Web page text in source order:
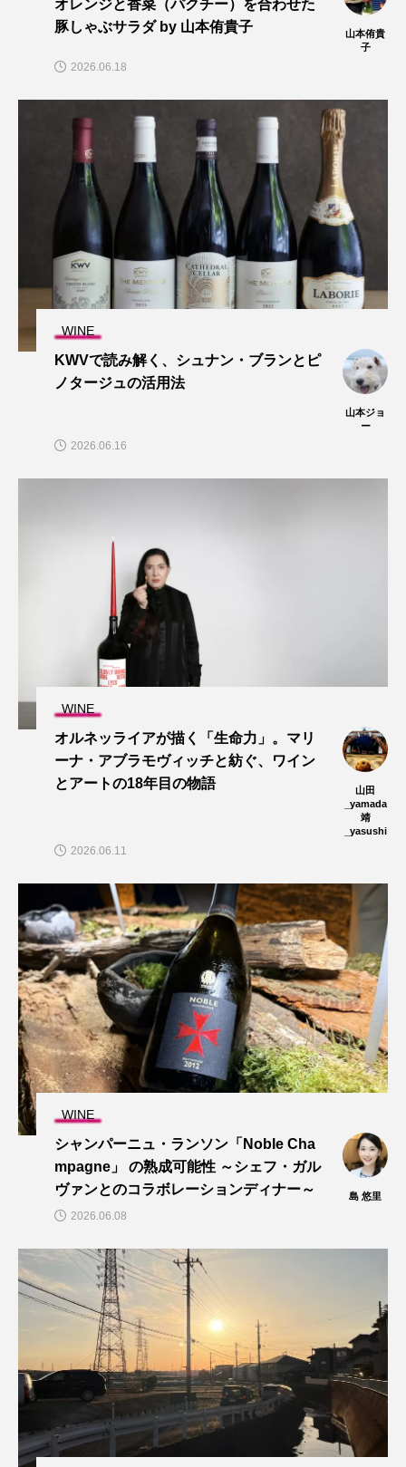
オレンジと香菜（パクチー）を合わせた
豚しゃぶサラダ by 山本侑貴子
山本侑貴
子
2026.06.18
WINE
KWVで読み解く、シュナン・ブランとピ
ノタージュの活用法
山本ジョ
ー
2026.06.16
WINE
オルネッライアが描く「生命力」。マリ
ーナ・アブラモヴィッチと紡ぐ、ワイン
とアートの18年目の物語
山田
_yamada
靖
_yasushi
2026.06.11
WINE
シャンパーニュ・ランソン「Noble Cha
mpagne」 の熟成可能性 ～シェフ・ガル
ヴァンとのコラボレーションディナー～
島 悠里
2026.06.08